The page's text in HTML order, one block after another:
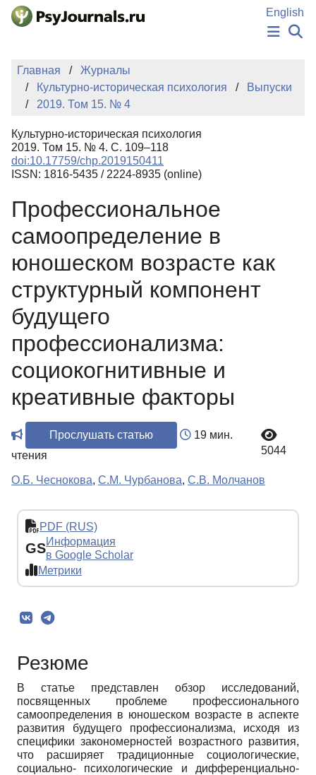
Перейти к основному содержанию
English
НОВОСТИ
КЛЮЧЕВЫЕ СЛОВА
Регистрация
Главная
Журналы
Культурно-историческая психология
Выпуски
2019. Том 15. № 4
Культурно-историческая психология
2019. Том 15. № 4. С. 109–118
doi:10.17759/chp.2019150411
ISSN: 1816-5435 / 2224-8935 (online)
Профессиональное
самоопределение в
юношеском возрасте как
структурный компонент
будущего
профессионализма:
социокогнитивные и
креативные факторы
Прослушать статью
19 мин.
чтения
5044
О.Б. Чеснокова, С.М. Чурбанова, С.В. Молчанов
PDF (RUS)
GSИнформация
в Google Scholar
Метрики
Резюме
В статье представлен обзор исследований,
посвященных проблеме профессионального
самоопределения в юношеском возрасте в аспекте
развития будущего профессионализма, исходя из
специфики закономерностей возрастного развития,
что расширяет традиционные социологические,
социально- психологические и дифференциально-